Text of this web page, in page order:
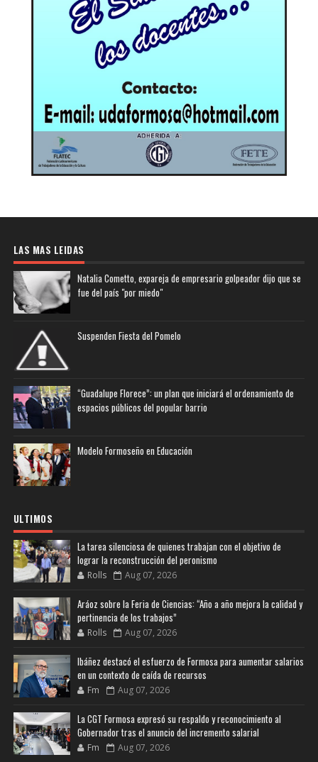
LAS MAS LEIDAS
Natalia Cometto, expareja de empresario golpeador dijo que se
fue del país "por miedo"
Suspenden Fiesta del Pomelo
“Guadalupe Florece”: un plan que iniciará el ordenamiento de
espacios públicos del popular barrio
Modelo Formoseño en Educación
ULTIMOS
La tarea silenciosa de quienes trabajan con el objetivo de
lograr la reconstrucción del peronismo
Rolls Aug 07, 2026
Aráoz sobre la Feria de Ciencias: “Año a año mejora la calidad y
pertinencia de los trabajos”
Rolls Aug 07, 2026
Ibáñez destacó el esfuerzo de Formosa para aumentar salarios
en un contexto de caída de recursos
Fm Aug 07, 2026
La CGT Formosa expresó su respaldo y reconocimiento al
Gobernador tras el anuncio del incremento salarial
Fm Aug 07, 2026